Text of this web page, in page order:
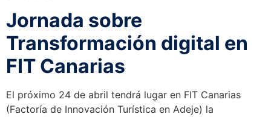
Jornada sobre
Transformación digital en
FIT Canarias
El próximo 24 de abril tendrá lugar en FIT Canarias
(Factoría de Innovación Turística en Adeje) la